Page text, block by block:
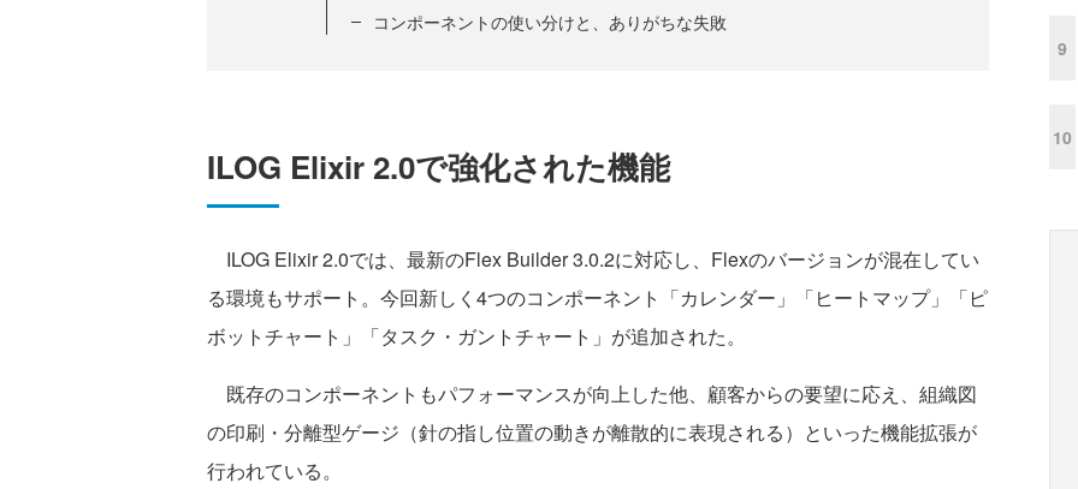
コンポーネントの使い分けと、ありがちな失敗
ILOG Elixir 2.0で強化された機能
ILOG Elixir 2.0では、最新のFlex Builder 3.0.2に対応し、Flexのバージョンが混在してい
る環境もサポート。今回新しく4つのコンポーネント「カレンダー」「ヒートマップ」「ピ
ボットチャート」「タスク・ガントチャート」が追加された。
既存のコンポーネントもパフォーマンスが向上した他、顧客からの要望に応え、組織図
の印刷・分離型ゲージ（針の指し位置の動きが離散的に表現される）といった機能拡張が
行われている。
9
10